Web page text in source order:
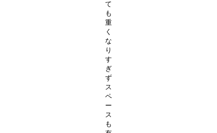
て
も
重
く
な
り
す
ぎ
ず
ス
ペ
ー
ス
も